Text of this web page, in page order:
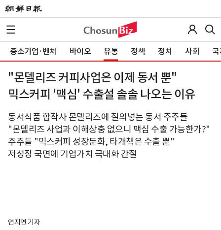
중소기업·벤처 바이오 유통 정책 정치 사회
"몬델리즈 커피사업은 이제 동서 뿐"
믹스커피 '맥심' 수출설 솔솔 나오는 이유
동서식품 합작사 몬델리즈에 질의넣는 동서 주주들
"몬델리즈 사업과 이해상충 없으니 맥심 수출 가능한가?"
주주들 "믹스커피 성장둔화, 타개책은 수출 뿐"
저성장 국면에 기업가치 극대화 간절
연지연 기자